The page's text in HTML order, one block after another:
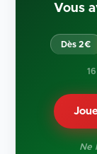
Vous
Dès 2€
Ne